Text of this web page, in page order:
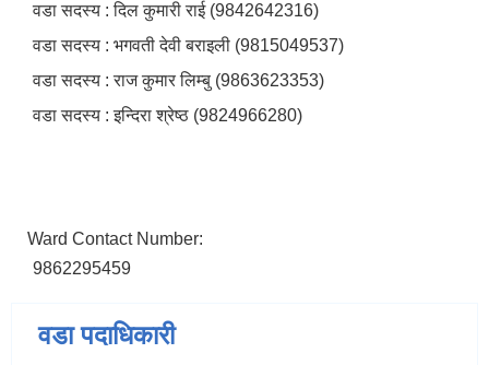
वडा सदस्य : दिल कुमारी राई (9842642316)
वडा सदस्य : भगवती देवी बराइली (9815049537)
वडा सदस्य : राज कुमार लिम्बु (9863623353)
वडा सदस्य : इन्दिरा श्रेष्ठ (9824966280)
Ward Contact Number:
9862295459
वडा पदाधिकारी